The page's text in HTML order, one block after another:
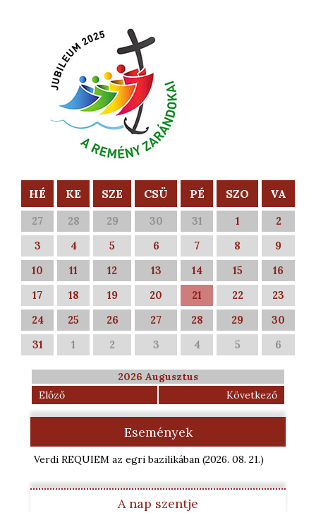
HÉ KE SZE CSÜ PÉ SZO VA
27 28 29 30 31 1
2
3
4 5 6 7 8
9
10
11 12 13 14 15
16
17
18 19 20 21 22
23
24
25 26 27 28 29
30
31
1 2 3 4 5 6
2026 Augusztus
Előző
Következő
Események
Verdi REQUIEM az egri bazilikában (2026. 08. 21.)
A nap szentje